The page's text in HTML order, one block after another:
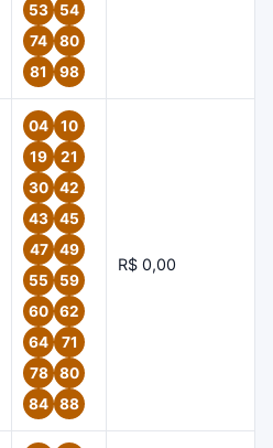
53
54
74
80
81
98
04
10
19
21
30
42
43
45
47
49
55
59
60
62
64
71
78
80
84
88
R$ 0,00